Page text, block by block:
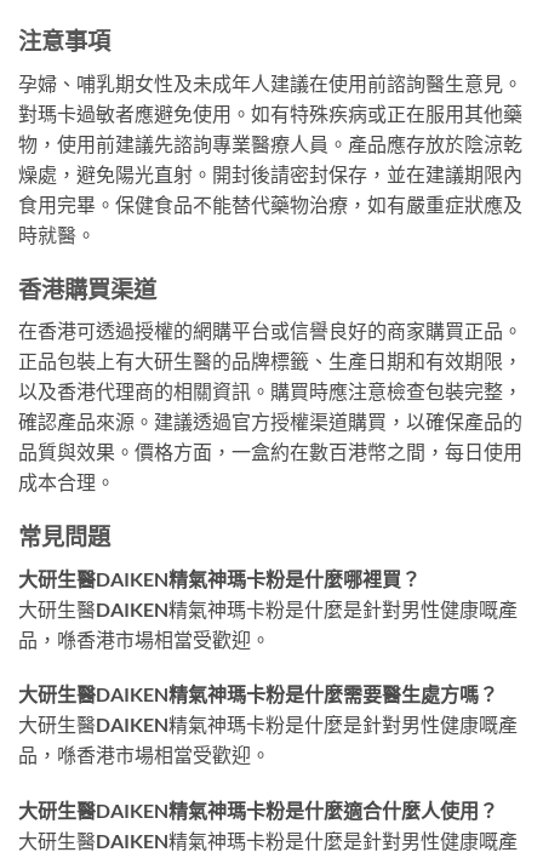
注意事項
孕婦、哺乳期女性及未成年人建議在使用前諮詢醫生意見。
對瑪卡過敏者應避免使用。如有特殊疾病或正在服用其他藥
物，使用前建議先諮詢專業醫療人員。產品應存放於陰涼乾
燥處，避免陽光直射。開封後請密封保存，並在建議期限內
食用完畢。保健食品不能替代藥物治療，如有嚴重症狀應及
時就醫。
香港購買渠道
在香港可透過授權的網購平台或信譽良好的商家購買正品。
正品包裝上有大研生醫的品牌標籤、生產日期和有效期限，
以及香港代理商的相關資訊。購買時應注意檢查包裝完整，
確認產品來源。建議透過官方授權渠道購買，以確保產品的
品質與效果。價格方面，一盒約在數百港幣之間，每日使用
成本合理。
常見問題
大研生醫DAIKEN精氣神瑪卡粉是什麼哪裡買？
大研生醫DAIKEN精氣神瑪卡粉是什麼是針對男性健康嘅產
品，喺香港市場相當受歡迎。
大研生醫DAIKEN精氣神瑪卡粉是什麼需要醫生處方嗎？
大研生醫DAIKEN精氣神瑪卡粉是什麼是針對男性健康嘅產
品，喺香港市場相當受歡迎。
大研生醫DAIKEN精氣神瑪卡粉是什麼適合什麼人使用？
大研生醫DAIKEN精氣神瑪卡粉是什麼是針對男性健康嘅產